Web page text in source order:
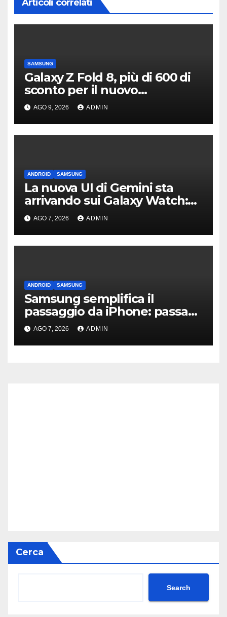
Articoli correlati
SAMSUNG
Galaxy Z Fold 8, più di 600 di
sconto per il nuovo
pieghevole di Samsung
AGO 9, 2026 ADMIN
ANDROID SAMSUNG
La nuova UI di Gemini sta
arrivando sui Galaxy Watch:
primi avvistamenti
AGO 7, 2026 ADMIN
ANDROID SAMSUNG
Samsung semplifica il
passaggio da iPhone: passa
WhatsApp e c’è l’assistenza
AGO 7, 2026 ADMIN
Cerca
Search